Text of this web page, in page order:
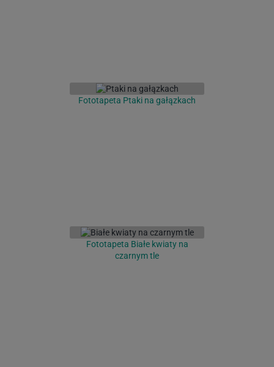
Fototapeta Ptaki na gałązkach
Fototapeta Białe kwiaty na
czarnym tle